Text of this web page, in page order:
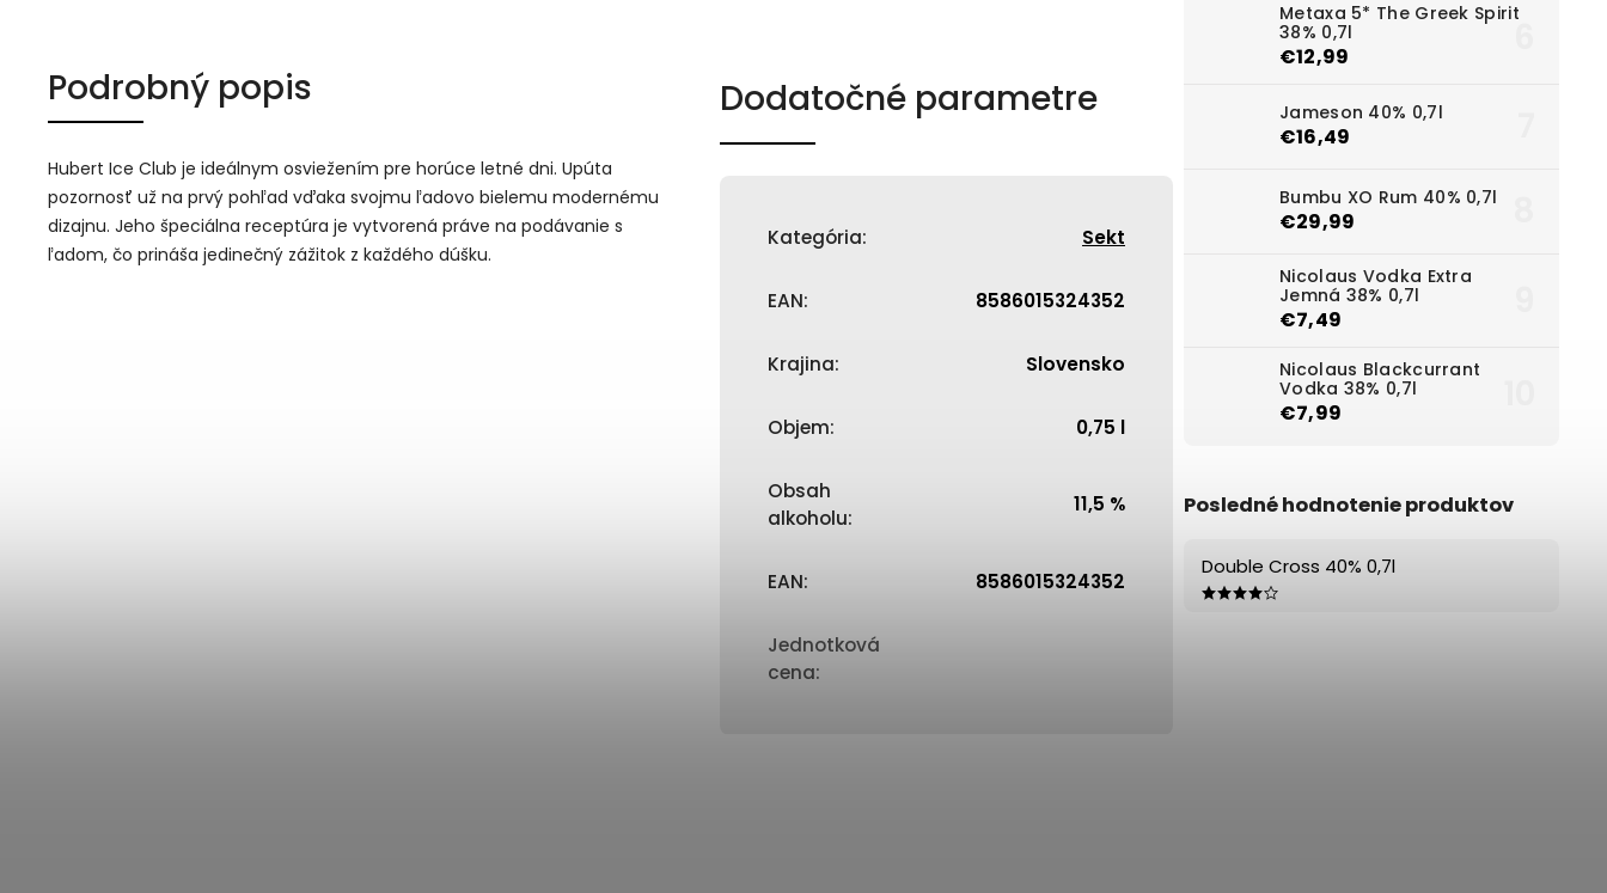
Metaxa 5* The Greek Spirit
38% 0,7l
€12,99
Jameson 40% 0,7l
€16,49
Bumbu XO Rum 40% 0,7l
€29,99
Nicolaus Vodka Extra
Jemná 38% 0,7l
€7,49
Nicolaus Blackcurrant
Vodka 38% 0,7l
€7,99
Posledné hodnotenie produktov
Double Cross 40% 0,7l
Podrobný popis
Hubert Ice Club je ideálnym osviežením pre horúce letné dni. Upúta
pozornosť už na prvý pohľad vďaka svojmu ľadovo bielemu modernému
dizajnu. Jeho špeciálna receptúra je vytvorená práve na podávanie s
ľadom, čo prináša jedinečný zážitok z každého dúšku.
Dodatočné parametre
Kategória: Sekt
EAN: 8586015324352
Krajina: Slovensko
Objem: 0,75 l
Obsah
alkoholu:
11,5 %
EAN: 8586015324352
Jednotková
cena: